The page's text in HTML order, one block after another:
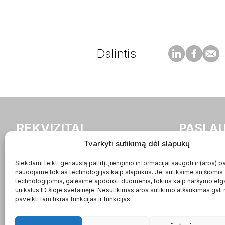
Tvarkyti sutikimą dėl slapukų
Siekdami teikti geriausią patirtį, įrenginio informacijai saugoti ir (arba)
naudojame tokias technologijas kaip slapukus. Jei sutiksime su šiomis
technologijomis, galėsime apdoroti duomenis, tokius kaip naršymo
unikalūs ID šioje svetainėje. Nesutikimas arba sutikimo atšaukimas gali
paveikti tam tikras funkcijas ir funkcijas.
Dalintis
REKVIZITAI
Įmonės kodas:
302936887
PVM kodas:
LT100007618618
tvarkymas
Buhalterinė
Buhalterinė